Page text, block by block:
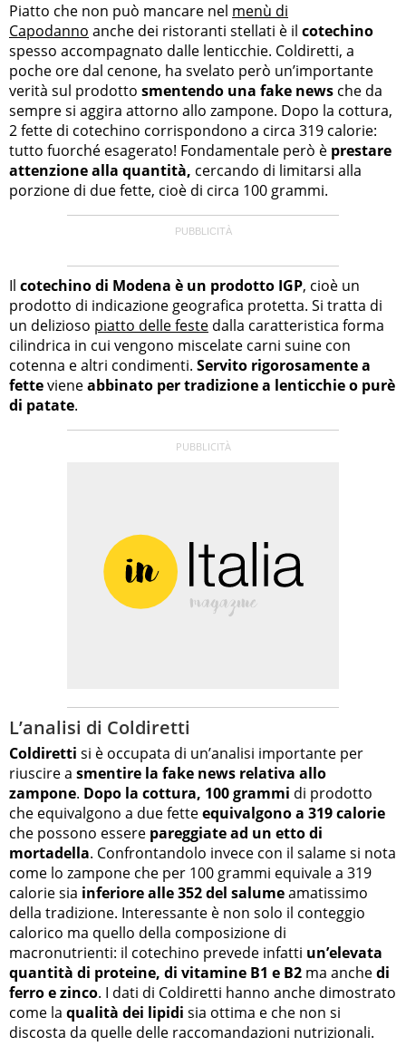
Piatto che non può mancare nel menù di
Capodanno anche dei ristoranti stellati è il cotechino
spesso accompagnato dalle lenticchie. Coldiretti, a
poche ore dal cenone, ha svelato però un’importante
verità sul prodotto smentendo una fake news che da
sempre si aggira attorno allo zampone. Dopo la cottura,
2 fette di cotechino corrispondono a circa 319 calorie:
tutto fuorché esagerato! Fondamentale però è prestare
attenzione alla quantità, cercando di limitarsi alla
porzione di due fette, cioè di circa 100 grammi.
Il cotechino di Modena è un prodotto IGP, cioè un
prodotto di indicazione geografica protetta. Si tratta di
un delizioso piatto delle feste dalla caratteristica forma
cilindrica in cui vengono miscelate carni suine con
cotenna e altri condimenti. Servito rigorosamente a
fettevieneabbinato per tradizione a lenticchie o purè
di patate.
L’analisi di Coldiretti
Coldiretti si è occupata di un’analisi importante per
riuscire a smentire la fake news relativa allo
zampone. Dopo la cottura, 100 grammi di prodotto
che equivalgono a due fetteequivalgono a 319 calorie
che possono essere pareggiate ad un etto di
mortadella. Confrontandolo invece con il salame si nota
come lo zampone che per 100 grammi equivale a 319
calorie sia inferiore alle 352 del salumeamatissimo
della tradizione. Interessante è non solo il conteggio
calorico ma quello della composizione di
macronutrienti: il cotechino prevede infatti un’elevata
quantità di proteine, di vitamine B1 e B2 ma anchedi
ferro e zinco. I dati di Coldiretti hanno anche dimostrato
come la qualità dei lipidi sia ottima e che non si
discosta da quelle delle raccomandazioni nutrizionali.